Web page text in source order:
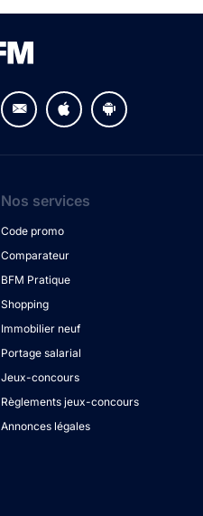
Nos services
Code promo
Comparateur
BFM Pratique
Shopping
Immobilier neuf
Portage salarial
Jeux-concours
Règlements jeux-concours
Annonces légales